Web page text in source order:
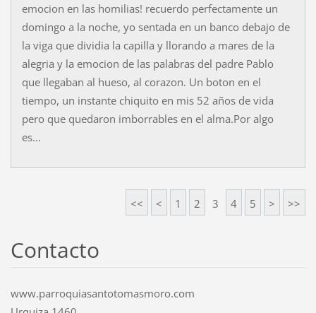
emocion en las homilias! recuerdo perfectamente un
domingo a la noche, yo sentada en un banco debajo de
la viga que dividia la capilla y llorando a mares de la
alegria y la emocion de las palabras del padre Pablo
que llegaban al hueso, al corazon. Un boton en el
tiempo, un instante chiquito en mis 52 años de vida
pero que quedaron imborrables en el alma.Por algo
es...
<< < 1 2 3 4 5 > >>
Contacto
www.parroquiasantotomasmoro.com